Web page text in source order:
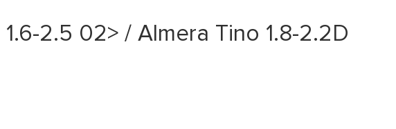
2.5 02> / Almera Tino 1.8-2.2D